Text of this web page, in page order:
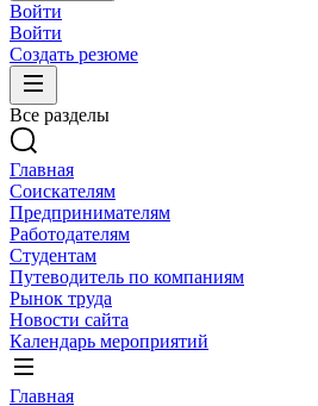
Войти
Войти
Создать резюме
Все разделы
Главная
Соискателям
Предпринимателям
Работодателям
Студентам
Путеводитель по компаниям
Рынок труда
Новости сайта
Календарь мероприятий
Главная